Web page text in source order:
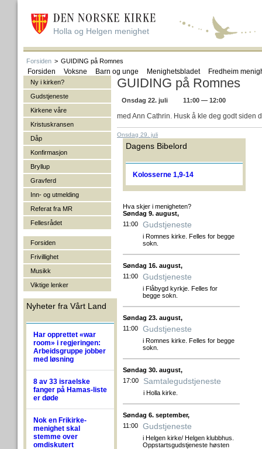
Holla og Helgen menighet
Forsiden > GUIDING på Romnes
Forsiden Voksne Barn og unge Menighetsbladet Fredheim
Ny i kirken?
Gudstjeneste
Kirkene våre
Kristuskransen
Dåp
Konfirmasjon
Bryllup
Gravferd
Inn- og utmelding
Referat fra MR
Fellesrådet
Forsiden
Frivillighet
Musikk
Viktige lenker
Nyheter fra Vårt Land
Har opprettet «war
room» i regjeringen:
Arbeidsgruppe jobber
med løsning
8 av 33 israelske
fanger på Hamas-liste
er døde
Nok en Frikirke-
menighet skal
stemme over
omdiskutert
GUIDING på Romnes
Onsdag 22. juli 11:00 — 12:00
med Ann Cathrin. Husk å kle deg godt siden
Onsdag 29. juli
Dagens Bibelord
Kolosserne 1,9-14
Hva skjer i menigheten?
Søndag 9. august,
11:00
Gudstjeneste
i Romnes kirke. Felles for begge
sokn.
Søndag 16. august,
11:00
Gudstjeneste
i Flåbygd kyrkje. Felles for
begge sokn.
Søndag 23. august,
11:00
Gudstjeneste
i Romnes kirke. Felles for begge
sokn.
Søndag 30. august,
17:00
Samtalegudstjeneste
i Holla kirke.
Søndag 6. september,
11:00
Gudstjeneste
i Helgen kirke/ Helgen klubbhus.
Oppstartsgudstjeneste høsten